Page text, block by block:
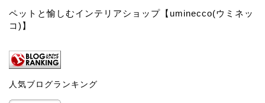
ペットと愉しむインテリアショップ【uminecco(ウミネッ
コ)】
人気ブログランキング